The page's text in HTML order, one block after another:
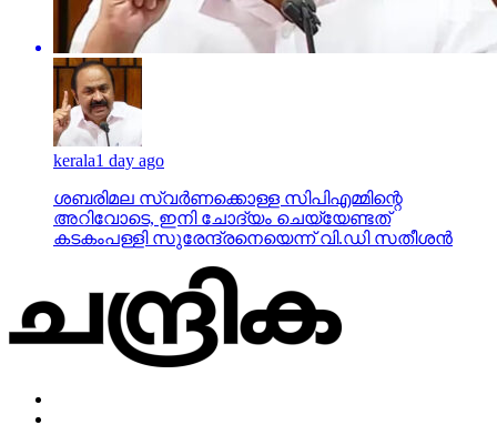
kerala1 day ago
ശബരിമല സ്വര്‍ണക്കൊള്ള സിപിഎമ്മിന്റെ
അറിവോടെ, ഇനി ചോദ്യം ചെയ്യേണ്ടത്
കടകംപള്ളി സുരേന്ദ്രനെയെന്ന് വി.ഡി സതീശന്‍